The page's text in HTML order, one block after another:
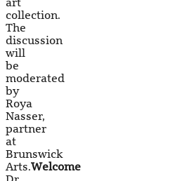
art
collection.
The
discussion
will
be
moderated
by
Roya
Nasser,
partner
at
Brunswick
Arts.Welcome